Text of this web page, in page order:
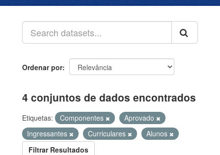
Ordenar por
4 conjuntos de dados encontrados
Etiquetas: Componentes
Aprovado
Ingressantes
Curriculares
Alunos
Filtrar Resultados